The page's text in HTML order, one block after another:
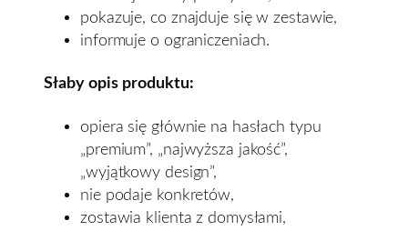
pokazuje, co znajduje się w zestawie,
informuje o ograniczeniach.
Słaby opis produktu:
opiera się głównie na hasłach typu
„premium”, „najwyższa jakość”,
„wyjątkowy design”,
nie podaje konkretów,
zostawia klienta z domysłami,